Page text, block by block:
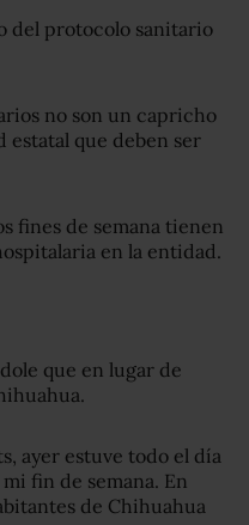
del protocolo sanitario
no son un capricho
estatal que deben ser
fines de semana tienen
en la entidad.
que en lugar de
ayer estuve todo el día
fin de semana. En
de Chihuahua